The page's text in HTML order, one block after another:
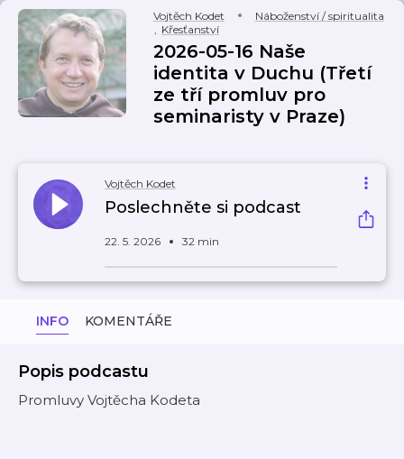
Vojtěch Kodet
Náboženství / spiritualita
, Křesťanství
2026-05-16 Naše
identita v Duchu (Třetí
ze tří promluv pro
seminaristy v Praze)
Vojtěch Kodet
Poslechněte si podcast
22. 5. 2026 32 min
INFO KOMENTÁŘE
Popis podcastu
Promluvy Vojtěcha Kodeta